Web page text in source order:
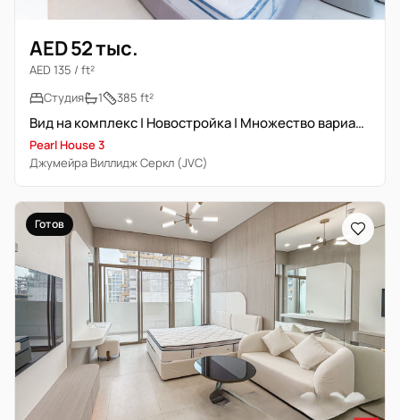
AED 52 тыс.
AED 135 / ft²
Студия
1 385 ft²
Вид на комплекс | Новостройка | Множество вариантов
Pearl House 3
Джумейра Виллидж Серкл (JVC)
Готов